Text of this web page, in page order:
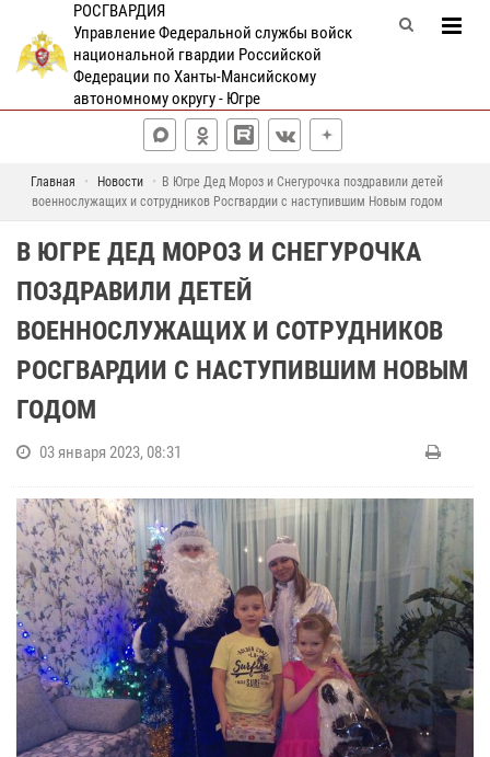
РОСГВАРДИЯ
Управление Федеральной службы войск
национальной гвардии Российской
Федерации по Ханты-Мансийскому
автономному округу - Югре
Главная Новости
В Югре Дед Мороз и Снегурочка поздравили детей
военнослужащих и сотрудников Росгвардии с наступившим Новым годом
В ЮГРЕ ДЕД МОРОЗ И СНЕГУРОЧКА
ПОЗДРАВИЛИ ДЕТЕЙ
ВОЕННОСЛУЖАЩИХ И СОТРУДНИКОВ
РОСГВАРДИИ С НАСТУПИВШИМ НОВЫМ
ГОДОМ
03 января 2023, 08:31